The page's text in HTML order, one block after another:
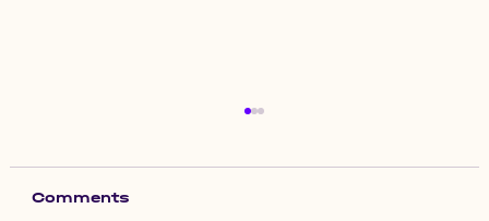
Comments